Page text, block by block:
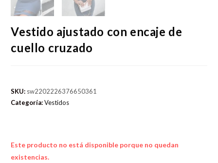
Vestido ajustado con encaje de
cuello cruzado
SKU: sw2202226376650361
Categoría:Vestidos
Este producto no está disponible porque no quedan
existencias.